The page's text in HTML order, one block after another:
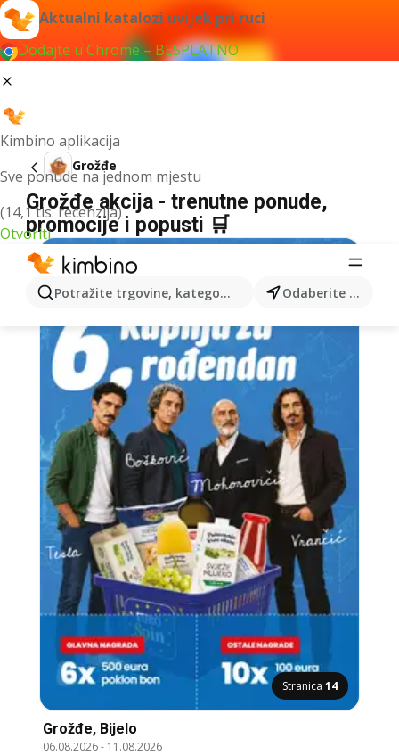
Aktualni katalozi uvijek pri ruci
Dodajte u Chrome – BESPLATNO
Kimbino aplikacija
Sve ponude na jednom mjestu
(14,1 tis. recenzija)
Otvoriti
Potražite trgovine, kategorije, proizvode... Odaberite grad
Grožđe
Grožđe akcija - trenutne ponude,
promocije i popusti 🛒
Stranica 14
Grožđe, Bijelo
06.08.2026- 11.08.2026